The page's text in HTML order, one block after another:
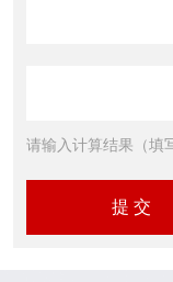
请输入计算结果（填